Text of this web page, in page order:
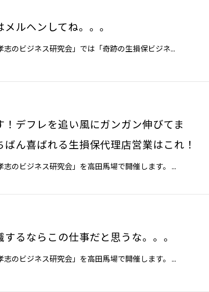
ルヘンしてね。。。
のビジネス研究会」では「奇跡の生損保ビジネ...
！デフレを追い風にガンガン伸びてま
ばん喜ばれる生損保代理店営業はこれ！
のビジネス研究会」を高田馬場で開催します。 ...
るならこの仕事だと思うな。。。
のビジネス研究会」を高田馬場で開催します。 ...